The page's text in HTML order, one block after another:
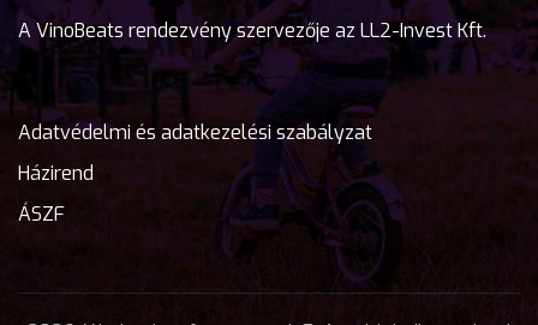
A VinoBeats rendezvény szervezője az LL2-Invest Kft.
Adatvédelmi és adatkezelési szabályzat
Házirend
ÁSZF